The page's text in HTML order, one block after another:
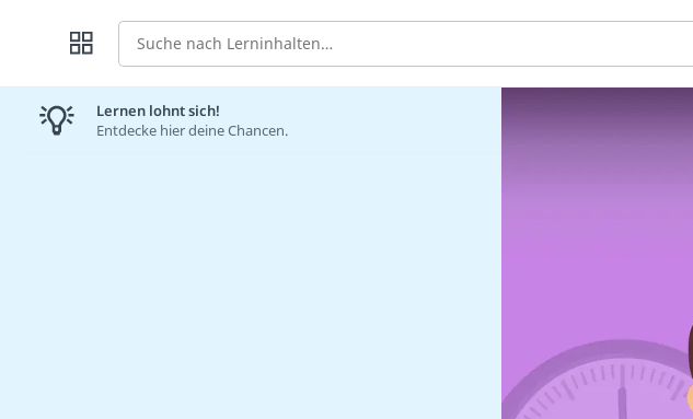
Suche
Lernen lohnt sich!
Entdecke hier deine Chancen.